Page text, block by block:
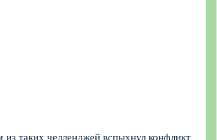
таких челленджей вспыхнул конфликт